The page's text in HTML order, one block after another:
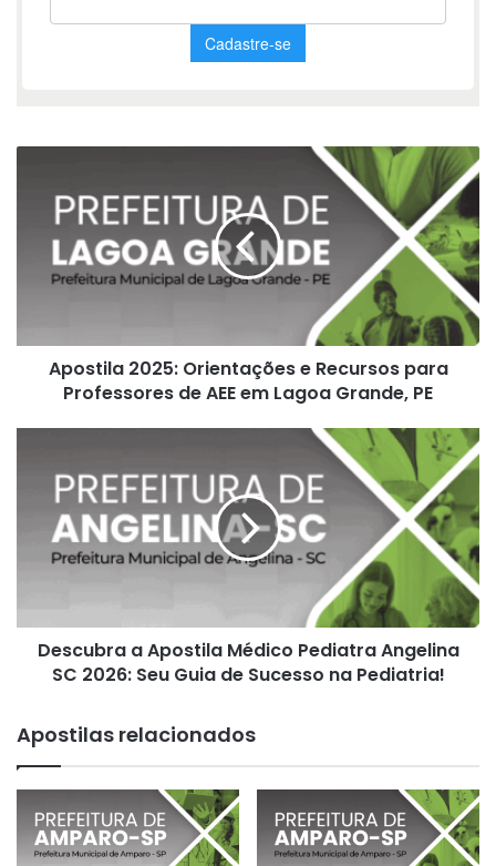
Orientações
Recursos
AEE
Apostila 2025: Orientações e Recursos para
Professores de AEE em Lagoa Grande, PE
Apostila
Médico
Pediatra
Angelina
Seu
Guia
Pediatria!
Descubra a Apostila Médico Pediatra Angelina
SC 2026: Seu Guia de Sucesso na Pediatria!
Apostilas relacionados